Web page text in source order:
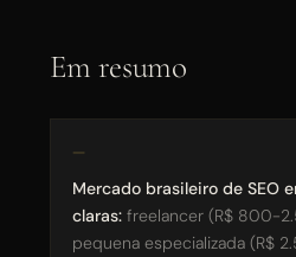
Em resumo
Mercado brasileiro de SEO
claras:freelancer (R$ 800-
pequena especializada (R$